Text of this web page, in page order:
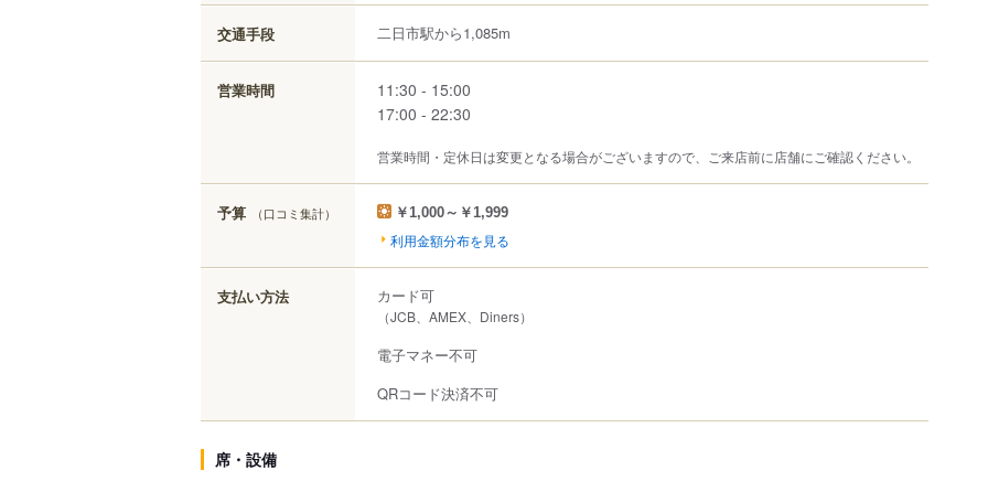
交通手段 二日市駅から1,085m
営業時間
11:30 - 15:00
17:00 - 22:30
営業時間・定休日は変更となる場合がございますので、ご来店前に店舗にご確認ください。
予算 （口コミ集計） ￥1,000～￥1,999
利用金額分布を見る
支払い方法 カード可
（JCB、AMEX、Diners）
電子マネー不可
QRコード決済不可
席・設備